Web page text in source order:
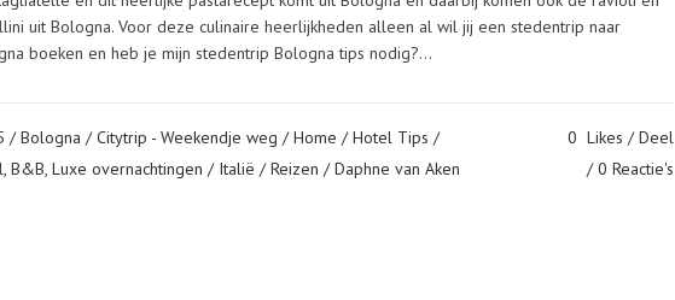
uit Bologna. Voor deze culinaire heerlijkheden alleen al wil jij een stedentrip naar
boeken en heb je mijn stedentrip Bologna tips nodig?...
/Bologna /Citytrip - Weekendje weg /Home /Hotel Tips /
B&B, Luxe overnachtingen / Italië /Reizen / Daphne van Aken
0 Likes
Deel
0 Reactie's